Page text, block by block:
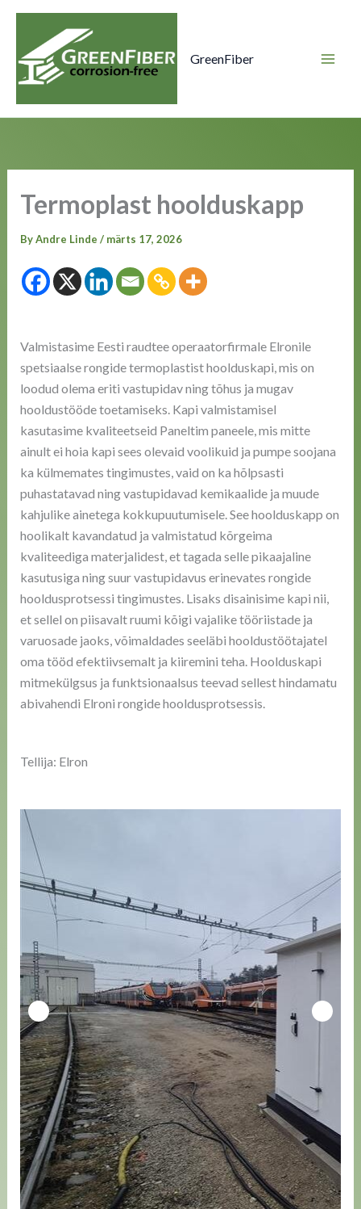
Skip
content
GreenFiber
Termoplast hoolduskapp
ByAndre Linde / märts 17, 2026
Valmistasime Eesti raudtee operaatorfirmale Elronile
spetsiaalse rongide termoplastist hoolduskapi, mis on
loodud olema eriti vastupidav ning tõhus ja mugav
hooldustööde toetamiseks. Kapi valmistamisel
kasutasime kvaliteetseid Paneltim paneele, mis mitte
ainult ei hoia kapi sees olevaid voolikuid ja pumpe soojana
ka külmemates tingimustes, vaid on ka hõlpsasti
puhastatavad ning vastupidavad kemikaalide ja muude
kahjulike ainetega kokkupuutumisele. See hoolduskapp on
hoolikalt kavandatud ja valmistatud kõrgeima
kvaliteediga materjalidest, et tagada selle pikaajaline
kasutusiga ning suur vastupidavus erinevates rongide
hooldusprotsessi tingimustes. Lisaks disainisime kapi nii,
et sellel on piisavalt ruumi kõigi vajalike tööriistade ja
varuosade jaoks, võimaldades seeläbi hooldustöötajatel
oma tööd efektiivsemalt ja kiiremini teha. Hoolduskapi
mitmekülgsus ja funktsionaalsus teevad sellest hindamatu
abivahendi Elroni rongide hooldusprotsessis.
Tellija: Elron